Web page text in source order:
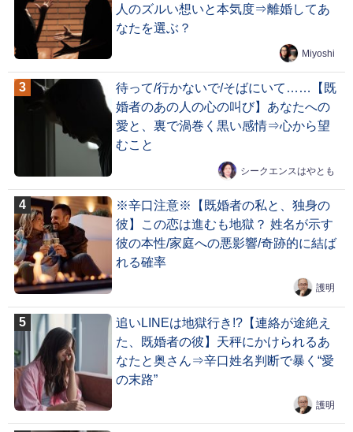
人のズルい想いと本気度⇒離婚してあ
なたを選ぶ？
Miyoshi
待って/行かないで/そばにいて……【既
婚者のあの人の心の叫び】あなたへの
愛と、裏で渦巻く黒い感情⇒心から望
むこと
シークエンスはやとも
※辛口注意※【既婚者の私と、独身の
彼】この恋は進むも地獄？ 姓名が示す
彼の本性/家庭への悪影響/奇跡的に結ば
れる確率
護明
追いLINEは地獄行き!?【連絡が途絶え
た、既婚者の彼】天秤にかけられるあ
なたと奥さん⇒辛口姓名判断で暴く“愛
の末路”
護明